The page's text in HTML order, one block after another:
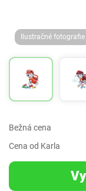
Ilustračné fotografie
Bežná cena
Cena od Karla